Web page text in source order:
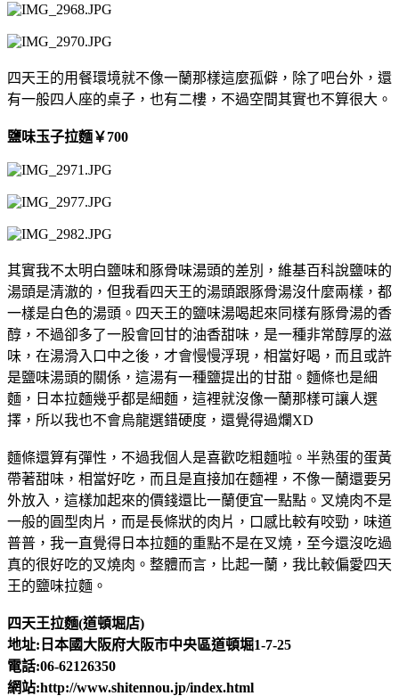
四天王的用餐環境就不像一蘭那樣這麼孤僻，除了吧台外，還
有一般四人座的桌子，也有二樓，不過空間其實也不算很大。
鹽味玉子拉麵￥700
其實我不太明白鹽味和豚骨味湯頭的差別，維基百科說鹽味的
湯頭是清澈的，但我看四天王的湯頭跟豚骨湯沒什麼兩樣，都
一樣是白色的湯頭。四天王的鹽味湯喝起來同樣有豚骨湯的香
醇，不過卻多了一股會回甘的油香甜味，是一種非常醇厚的滋
味，在湯滑入口中之後，才會慢慢浮現，相當好喝，而且或許
是鹽味湯頭的關係，這湯有一種鹽提出的甘甜。麵條也是細
麵，日本拉麵幾乎都是細麵，這裡就沒像一蘭那樣可讓人選
擇，所以我也不會烏龍選錯硬度，還覺得過爛XD
麵條還算有彈性，不過我個人是喜歡吃粗麵啦。半熟蛋的蛋黃
帶著甜味，相當好吃，而且是直接加在麵裡，不像一蘭還要另
外放入，這樣加起來的價錢還比一蘭便宜一點點。叉燒肉不是
一般的圓型肉片，而是長條狀的肉片，口感比較有咬勁，味道
普普，我一直覺得日本拉麵的重點不是在叉燒，至今還沒吃過
真的很好吃的叉燒肉。整體而言，比起一蘭，我比較偏愛四天
王的鹽味拉麵。
四天王拉麵(道頓堀店)
地址:日本國大阪府大阪市中央區道頓堀1-7-25
電話:06-62126350
網站:http://www.shitennou.jp/index.html